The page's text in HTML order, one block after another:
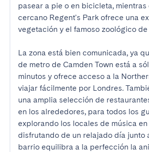
pasear a pie o en bicicleta, mientras
cercano Regent's Park ofrece una
vegetación y el famoso zoológico
La zona está bien comunicada, ya
de metro de Camden Town está a
minutos y ofrece acceso a la
viajar fácilmente por Londres.
una amplia selección de
en los alrededores, para todos los
explorando los locales de música
disfrutando de un relajado día junto
barrio equilibra a la perfección la